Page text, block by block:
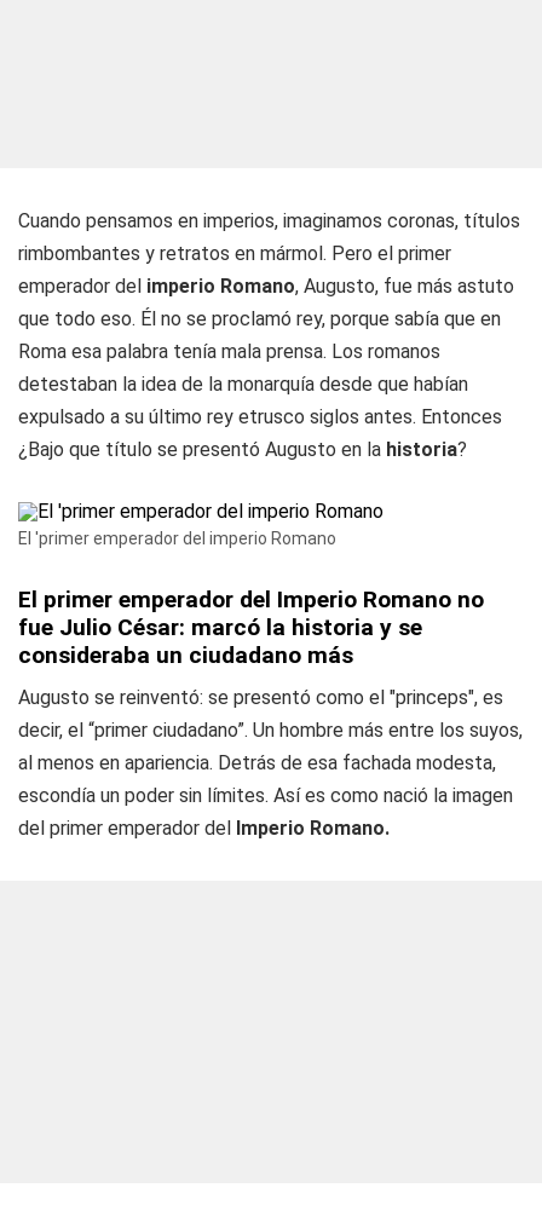
Cuando pensamos en imperios, imaginamos coronas, títulos
rimbombantes y retratos en mármol. Pero el primer
emperador del imperio Romano, Augusto, fue más astuto
que todo eso. Él no se proclamó rey, porque sabía que en
Roma esa palabra tenía mala prensa. Los romanos
detestaban la idea de la monarquía desde que habían
expulsado a su último rey etrusco siglos antes. Entonces
¿Bajo que título se presentó Augusto en la historia?
El 'primer emperador del imperio Romano
El primer emperador del Imperio Romano no
fue Julio César: marcó la historia y se
consideraba un ciudadano más
Augusto se reinventó: se presentó como el "princeps", es
decir, el “primer ciudadano”. Un hombre más entre los suyos,
al menos en apariencia. Detrás de esa fachada modesta,
escondía un poder sin límites. Así es como nació la imagen
del primer emperador del Imperio Romano.